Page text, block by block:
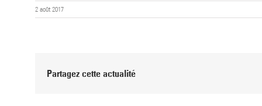
2 août 2017
Partagez cette actualité